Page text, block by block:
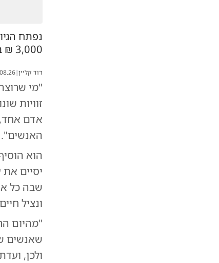
נפתח
3,000 ₪ ביום הבחירות
דוד קליין|
"מי
זוויות
אדם אחד,
האנשים".
הוא
יסיים את
שבה כל
ונציל
"מהיום
שאנשים